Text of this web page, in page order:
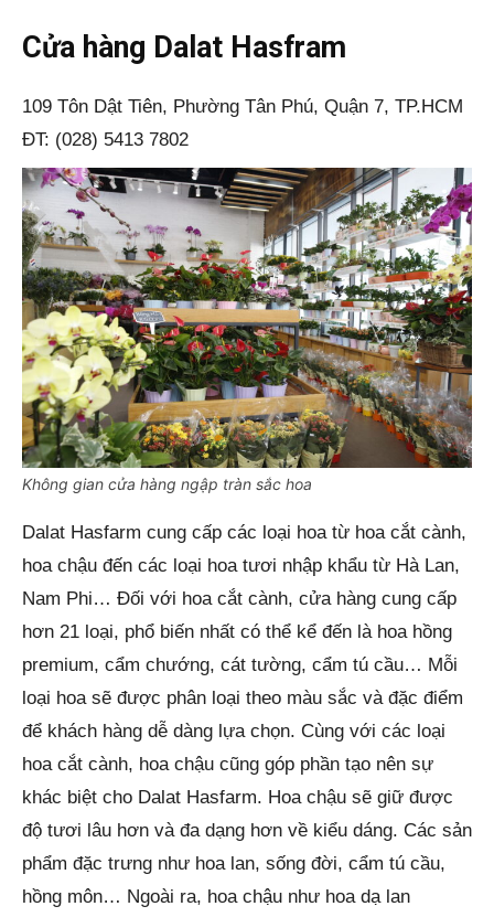
Cửa hàng Dalat Hasfram
109 Tôn Dật Tiên, Phường Tân Phú, Quận 7, TP.HCM
ĐT: (028) 5413 7802
Không gian cửa hàng ngập tràn sắc hoa
Dalat Hasfarm cung cấp các loại hoa từ hoa cắt cành,
hoa chậu đến các loại hoa tươi nhập khẩu từ Hà Lan,
Nam Phi… Đối với hoa cắt cành, cửa hàng cung cấp
hơn 21 loại, phổ biến nhất có thể kể đến là hoa hồng
premium, cẩm chướng, cát tường, cẩm tú cầu… Mỗi
loại hoa sẽ được phân loại theo màu sắc và đặc điểm
để khách hàng dễ dàng lựa chọn. Cùng với các loại
hoa cắt cành, hoa chậu cũng góp phần tạo nên sự
khác biệt cho Dalat Hasfarm. Hoa chậu sẽ giữ được
độ tươi lâu hơn và đa dạng hơn về kiểu dáng. Các sản
phẩm đặc trưng như hoa lan, sống đời, cẩm tú cầu,
hồng môn… Ngoài ra, hoa chậu như hoa dạ lan